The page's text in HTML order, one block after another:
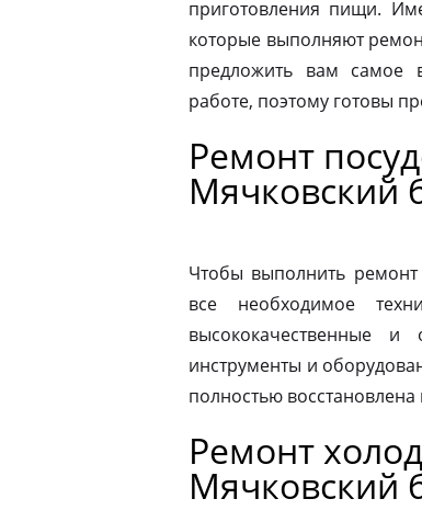
приготовления пищи.
которые выполняют
предложить вам самое
работе, поэтому готовы
Ремонт
Мячковский
Чтобы выполнить
все необходимое
высококачественные и
инструменты и
полностью
Ремонт
Мячковский